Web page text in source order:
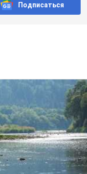
Подписаться